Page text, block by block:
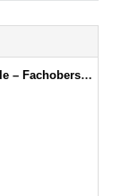
2017 (GVBl. S. 451) BayRS 2236-7-1-K (§§ 1–44)